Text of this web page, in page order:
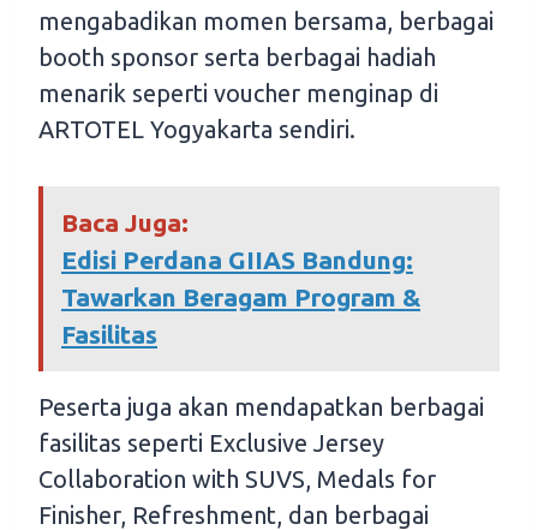
mengabadikan momen bersama, berbagai
booth sponsor serta berbagai hadiah
menarik seperti voucher menginap di
ARTOTEL Yogyakarta sendiri.
Baca Juga:
Edisi Perdana GIIAS Bandung:
Tawarkan Beragam Program &
Fasilitas
Peserta juga akan mendapatkan berbagai
fasilitas seperti Exclusive Jersey
Collaboration with SUVS, Medals for
Finisher, Refreshment, dan berbagai